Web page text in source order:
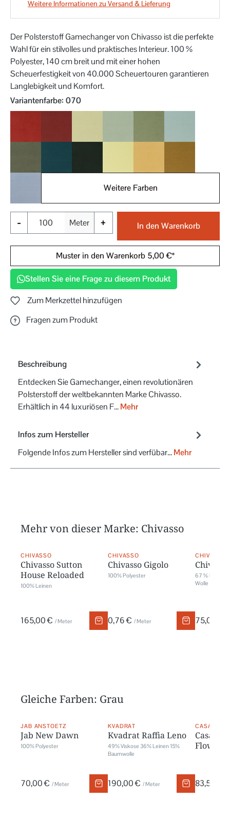
Weitere Informationen zu Versand & Lieferung
Der Polsterstoff Gamechanger von Chivasso ist die perfekte
Wahl für ein stilvolles und praktisches Interieur. 100 %
Polyester, 140 cm breit und mit einer hohen
Scheuerfestigkeit von 40.000 Scheuertouren garantieren
Langlebigkeit und Komfort.
Variantenfarbeauswählen
: 070
Weitere Farben
- Meter + In den Warenkorb
Muster in den Warenkorb 5,00 €*
Stellen Sie eine Frage zu diesem Produkt
Zum Merkzettel hinzufügen
Fragen zum Produkt
Beschreibung
Entdecken Sie Gamechanger, einen revolutionären
Polsterstoff der weltbekannten Marke Chivasso.
Erhältlich in 44 luxuriösen F…Mehr
Infos zum Hersteller
Folgende Infos zum Hersteller sind verfübar...Mehr
Mehr von dieser Marke: Chivasso
CHIVASSO
Chivasso Sutton
House Reloaded
100% Leinen
165,00 € / Meter
CHIVASSO
Chivasso Gigolo
100% Polyester
0,76 € / Meter
CHIVASSO
67 %
Wolle
75,00 €
Gleiche Farben: Grau
JAB ANSTOETZ
Jab New Dawn
100% Polyester
70,00 € / Meter
KVADRAT
Kvadrat Raffia Leno
49% Viskose 36% Leinen 15%
Baumwolle
190,00 € / Meter
CASADECO
Flower
83,50 €